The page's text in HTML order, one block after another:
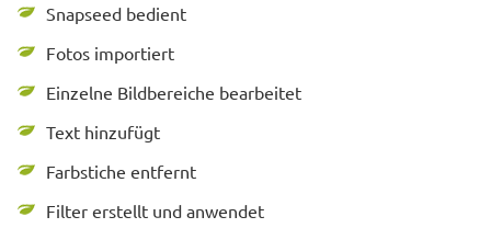
Snapseed bedient
Fotos importiert
Einzelne Bildbereiche bearbeitet
Text hinzufügt
Farbstiche entfernt
Filter erstellt und anwendet